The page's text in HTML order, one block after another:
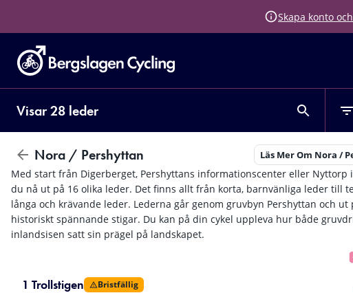
Skapa konto
Visar 28 leder
Nora / Pershyttan Läs Mer Om Nora /
Med start från Digerberget, Pershyttans informationscenter eller Nyttorp
du nå ut på 16 olika leder. Det finns allt från korta, barnvänliga leder till
långa och krävande leder. Lederna går genom gruvbyn Pershyttan och ut
historiskt spännande stigar. Du kan på din cykel uppleva hur både
inlandsisen satt sin prägel på landskapet.
1 Trollstigen Bristfällig